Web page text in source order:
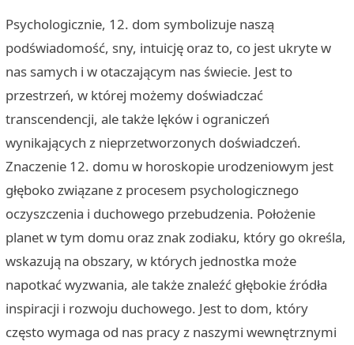
Psychologicznie, 12. dom symbolizuje naszą
podświadomość, sny, intuicję oraz to, co jest ukryte w
nas samych i w otaczającym nas świecie. Jest to
przestrzeń, w której możemy doświadczać
transcendencji, ale także lęków i ograniczeń
wynikających z nieprzetworzonych doświadczeń.
Znaczenie 12. domu w horoskopie urodzeniowym jest
głęboko związane z procesem psychologicznego
oczyszczenia i duchowego przebudzenia. Położenie
planet w tym domu oraz znak zodiaku, który go określa,
wskazują na obszary, w których jednostka może
napotkać wyzwania, ale także znaleźć głębokie źródła
inspiracji i rozwoju duchowego. Jest to dom, który
często wymaga od nas pracy z naszymi wewnętrznymi